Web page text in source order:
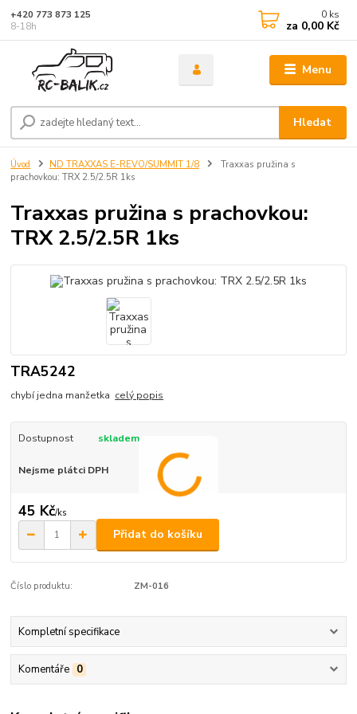
Menu
Hledat
+420 773 873 125
8-18h
0 ks
za 0,00 Kč
Úvod ND TRAXXAS E-REVO/SUMMIT 1/8
Traxxas pružina s
prachovkou: TRX 2.5/2.5R 1ks
Traxxas pružina s prachovkou:
TRX 2.5/2.5R 1ks
TRA5242
chybí jedna manžetka celý popis
Dostupnost skladem
Nejsme plátci DPH
45 Kč/ks
Přidat do košíku
Číslo produktu: ZM-016
Kompletní specifikace
Komentáře 0